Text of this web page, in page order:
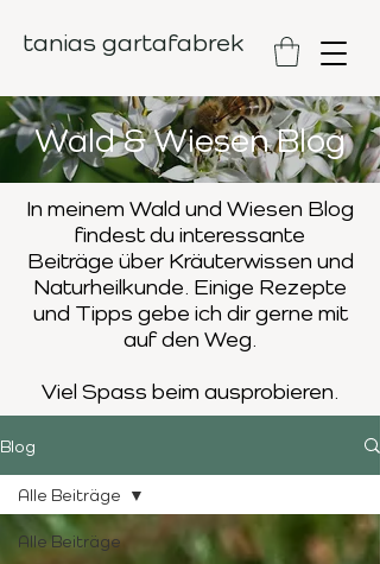
tanias gartafabrek
Wald & Wiesen Blog
In meinem Wald und Wiesen Blog
findest du interessante
Beiträge über Kräuterwissen und
Naturheilkunde. Einige Rezepte
und Tipps gebe ich dir gerne mit
auf den Weg.
Viel Spass beim ausprobieren.
Blog
Alle Beiträge
Alle Beiträge